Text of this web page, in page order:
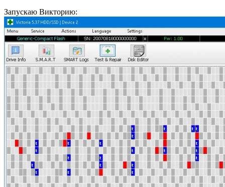
Запускаю Викторию: